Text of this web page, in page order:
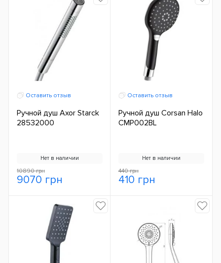
Оставить отзыв
Ручной душ Axor Starck
28532000
Нет в наличии
10890 грн
9070 грн
Оставить отзыв
Ручной душ Corsan Halo
CMP002BL
Нет в наличии
440 грн
410 грн